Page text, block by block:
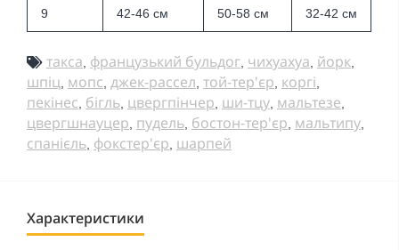
9 42-46 см 50-58 см 32-42 см
такса французький бульдог чихуахуа йорк
шпіц мопс джек-рассел той-тер'єр коргі
пекінес бігль цвергпінчер ши-тцу мальтезе
цвергшнауцер пудель бостон-тер'єр мальтипу
спанієль фокстер'єр шарпей
Характеристики